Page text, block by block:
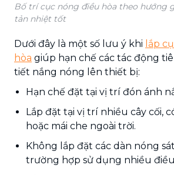
Bố trí cục nóng điều hòa theo hướng
tản nhiệt tốt
Dưới đây là một số lưu ý khi lắp
hòa giúp hạn chế các tác động
tiết nắng nóng lên thiết bị:
Hạn chế đặt tại vị trí đón ánh
Lắp đặt tại vị trí nhiều cây cối,
hoặc mái che ngoài trời.
Không lắp đặt các dàn nóng
trường hợp sử dụng nhiều